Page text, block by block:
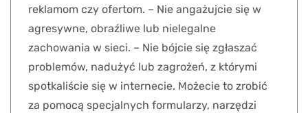
reklamom czy ofertom. – Nie angażujcie się w
agresywne, obraźliwe lub nielegalne
zachowania w sieci. – Nie bójcie się zgłaszać
problemów, nadużyć lub zagrożeń, z którymi
spotkaliście się w internecie. Możecie to zrobić
za pomocą specjalnych formularzy, narzędzi